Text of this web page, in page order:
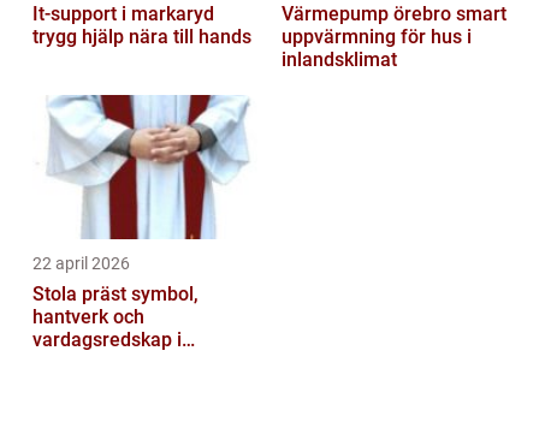
It-support i markaryd
trygg hjälp nära till hands
Värmepump örebro smart
uppvärmning för hus i
inlandsklimat
22 april 2026
Stola präst symbol,
hantverk och
vardagsredskap i